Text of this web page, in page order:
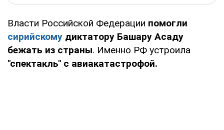
Власти Российской Федерации помогли
сирийскому диктатору Башару Асаду
бежать из страны. Именно РФ устроила
"спектакль" с авиакатастрофой.